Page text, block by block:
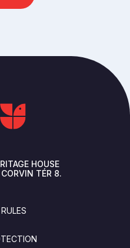
HOUSE
CORVIN TÉR 8.